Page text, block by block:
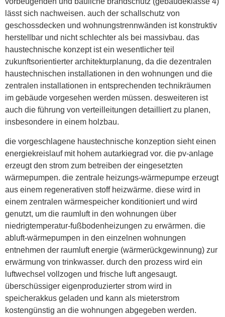
lässt sich nachweisen. auch der schallschutz von
geschossdecken und wohnungstrennwänden ist konstruktiv
herstellbar und nicht schlechter als bei massivbau. das
haustechnische konzept ist ein wesentlicher teil
zukunftsorientierter architekturplanung, da die dezentralen
haustechnischen installationen in den wohnungen und die
zentralen installationen in entsprechenden technikräumen
im gebäude vorgesehen werden müssen. desweiteren ist
auch die führung von verteilleitungen detailliert zu planen,
insbesondere in einem holzbau.
die vorgeschlagene haustechnische konzeption sieht einen
energiekreislauf mit hohem autarkiegrad vor. die pv-anlage
erzeugt den strom zum betreiben der eingesetzten
wärmepumpen. die zentrale heizungs-wärmepumpe erzeugt
aus einem regenerativen stoff heizwärme. diese wird in
einem zentralen wärmespeicher konditioniert und wird
genutzt, um die raumluft in den wohnungen über
niedrigtemperatur-fußbodenheizungen zu erwärmen. die
abluft-wärmepumpen in den einzelnen wohnungen
entnehmen der raumluft energie (wärmerückgewinnung) zur
erwärmung von trinkwasser. durch den prozess wird ein
luftwechsel vollzogen und frische luft angesaugt.
überschüssiger eigenproduzierter strom wird in
speicherakkus geladen und kann als mieterstrom
kostengünstig an die wohnungen abgegeben werden.